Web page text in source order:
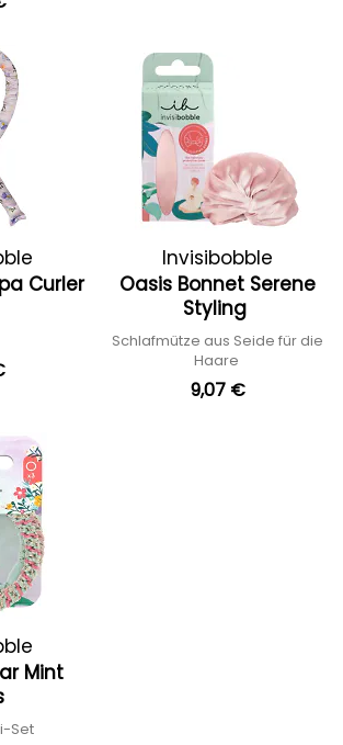
Curler
Invisibobble
Oasis Bonnet Serene
Styling
Schlafmütze aus Seide für die
Haare
9,07 €
Mint
Set